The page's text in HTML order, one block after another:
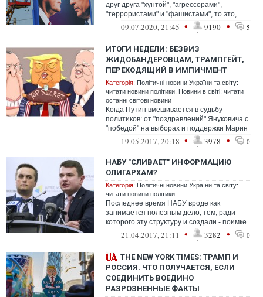
друг друга "хунтой", "агрессорами",
"террористами" и "фашистами", то это,
мягко говоря, не так.
09.07.2020, 21:45 • 9190 • 5
ИТОГИ НЕДЕЛИ: БЕЗВИЗ
ЖИДОБАНДЕРОВЦАМ, ТРАМПГЕЙТ,
ПЕРЕХОДЯЩИЙ В ИМПИЧМЕНТ
Категорія: Політичні новини України та світу:
читати новини політики Новини в світі: читати
останні світові новини
Когда Путин вмешивается в судьбу
политиков: от "поздравлений" Януковича с
"победой" на выборах и поддержки Марин
Ле Пен, и до "поддержки" Трампа, карь...
19.05.2017, 20:18 • 3978 • 0
НАБУ "СЛИВАЕТ" ИНФОРМАЦИЮ
ОЛИГАРХАМ?
Категорія: Політичні новини України та світу:
читати новини політики
Последнее время НАБУ вроде как
занимается полезным дело, тем, ради
которого эту структуру и создали - поимке
коррупционеров
21.04.2017, 21:11 • 3282 • 0
THE NEW YORK TIMES: ТРАМП И
РОССИЯ. ЧТО ПОЛУЧАЕТСЯ, ЕСЛИ
СОЕДИНИТЬ ВОЕДИНО
РАЗРОЗНЕННЫЕ ФАКТЫ